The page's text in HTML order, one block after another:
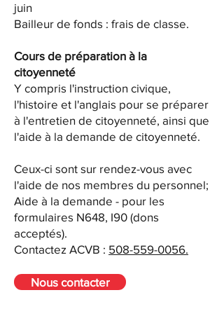
juin
Bailleur de fonds : frais de classe.
Cours de préparation à la
citoyenneté
Y compris l'instruction civique,
l'histoire et l'anglais pour se préparer
à l'entretien de citoyenneté, ainsi que
l'aide à la demande de citoyenneté.
Ceux-ci sont sur rendez-vous avec
l'aide de nos membres du personnel;
Aide à la demande - pour les
formulaires N648, I90 (dons
acceptés).
Contactez ACVB : 508-559-0056.
Nous contacter